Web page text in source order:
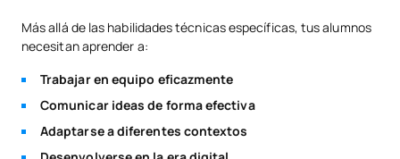
Más allá de las habilidades técnicas específicas, tus alumnos
necesitan aprender a:
Trabajar en equipo eficazmente
Comunicar ideas de forma efectiva
Adaptarse a diferentes contextos